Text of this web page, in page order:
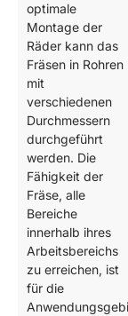
optimale
Montage der
Räder kann das
Fräsen in Rohren
mit
verschiedenen
Durchmessern
durchgeführt
werden. Die
Fähigkeit der
Fräse, alle
Bereiche
innerhalb ihres
Arbeitsbereichs
zu erreichen, ist
für die